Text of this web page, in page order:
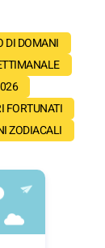
DI DOMANI
FORTUNATI
ZODIACALI